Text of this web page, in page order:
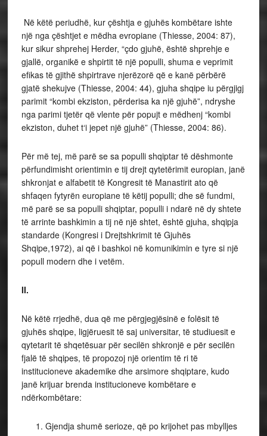
Në këtë periudhë, kur çështja e gjuhës kombëtare ishte
një nga çështjet e mëdha evropiane (Thiesse, 2004: 87),
kur sikur shprehej Herder, “çdo gjuhë, është shprehje e
gjallë, organikë e shpirtit të një populli, shuma e veprimit
efikas të gjithë shpirtrave njerëzorë që e kanë përbërë
gjatë shekujve (Thiesse, 2004: 44), gjuha shqipe iu përgjigj
parimit “kombi ekziston, përderisa ka një gjuhë”, ndryshe
nga parimi tjetër që vlente për popujt e mëdhenj “kombi
ekziston, duhet t‘i jepet një gjuhë” (Thiesse, 2004: 86).
Për më tej, më parë se sa populli shqiptar të dëshmonte
përfundimisht orientimin e tij drejt qytetërimit europian, janë
shkronjat e alfabetit të Kongresit të Manastirit ato që
shfaqen fytyrën europiane të këtij populli; dhe së fundmi,
më parë se sa populli shqiptar, populli i ndarë në dy shtete
të arrinte bashkimin a tij në një shtet, është gjuha, shqipja
standarde (Kongresi i Drejtshkrimit të Gjuhës
Shqipe,1972), ai që i bashkoi në komunikimin e tyre si një
popull modern dhe i vetëm.
II.
Në këtë rrjedhë, dua që me përgjegjësinë e folësit të
gjuhës shqipe, ligjëruesit të saj universitar, të studiuesit e
qytetarit të shqetësuar për secilën shkronjë e për secilën
fjalë të shqipes, të propozoj një orientim të ri të
institucioneve akademike dhe arsimore shqiptare, kudo
janë krijuar brenda institucioneve kombëtare e
ndërkombëtare:
Gjendja shumë serioze, që po krijohet pas mbylljes